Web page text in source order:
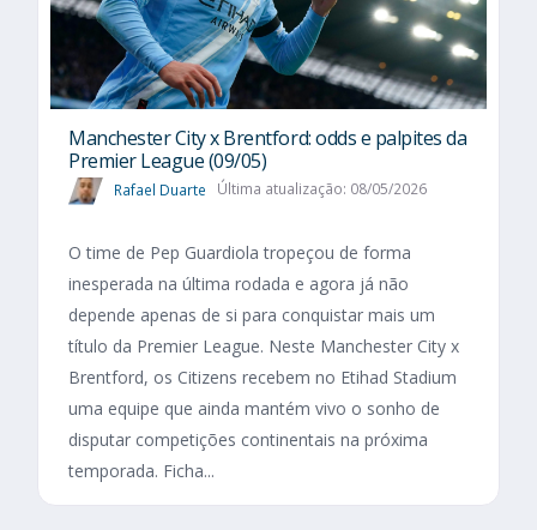
Manchester City x Brentford: odds e palpites da
Premier League (09/05)
Rafael Duarte Última atualização: 08/05/2026
O time de Pep Guardiola tropeçou de forma
inesperada na última rodada e agora já não
depende apenas de si para conquistar mais um
título da Premier League. Neste Manchester City x
Brentford, os Citizens recebem no Etihad Stadium
uma equipe que ainda mantém vivo o sonho de
disputar competições continentais na próxima
temporada. Ficha...